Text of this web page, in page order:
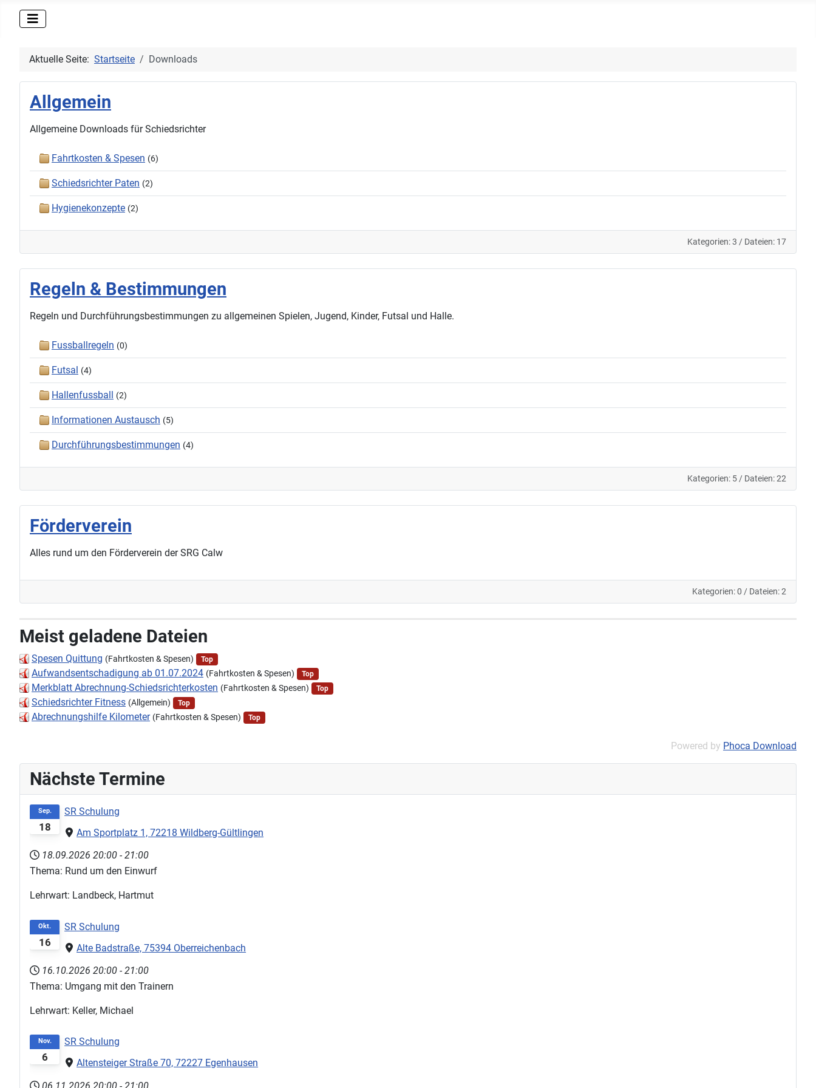
Nächste Termine
18
Sep.
SR Schulung
Am Sportplatz 1, 72218 Wildberg-Gültlingen
18.09.2026 20:00 - 21:00
Thema: Rund um den Einwurf
Lehrwart: Landbeck, Hartmut
16
Okt.
SR Schulung
Alte Badstraße, 75394 Oberreichenbach
16.10.2026 20:00 - 21:00
Thema: Umgang mit den Trainern
Lehrwart: Keller, Michael
6
Nov.
SR Schulung
Altensteiger Straße 70, 72227 Egenhausen
06.11.2026 20:00 - 21:00
Aktuelle Seite: Startseite Downloads
Allgemein
Allgemeine Downloads für Schiedsrichter
Fahrtkosten & Spesen (6)
Schiedsrichter Paten (2)
Hygienekonzepte (2)
Kategorien: 3 / Dateien: 17
Regeln & Bestimmungen
Regeln und Durchführungsbestimmungen zu allgemeinen Spielen, Jugend, Kinder, Futsal und Halle.
Fussballregeln (0)
Futsal (4)
Hallenfussball (2)
Informationen Austausch (5)
Durchführungsbestimmungen (4)
Kategorien: 5 / Dateien: 22
Förderverein
Alles rund um den Förderverein der SRG Calw
Kategorien: 0 / Dateien: 2
Meist geladene Dateien
Spesen Quittung (Fahrtkosten & Spesen) Top
Aufwandsentschadigung ab 01.07.2024 (Fahrtkosten & Spesen) Top
Merkblatt Abrechnung-Schiedsrichterkosten (Fahrtkosten & Spesen) Top
Schiedsrichter Fitness (Allgemein) Top
Abrechnungshilfe Kilometer (Fahrtkosten & Spesen) Top
Powered by Phoca Download